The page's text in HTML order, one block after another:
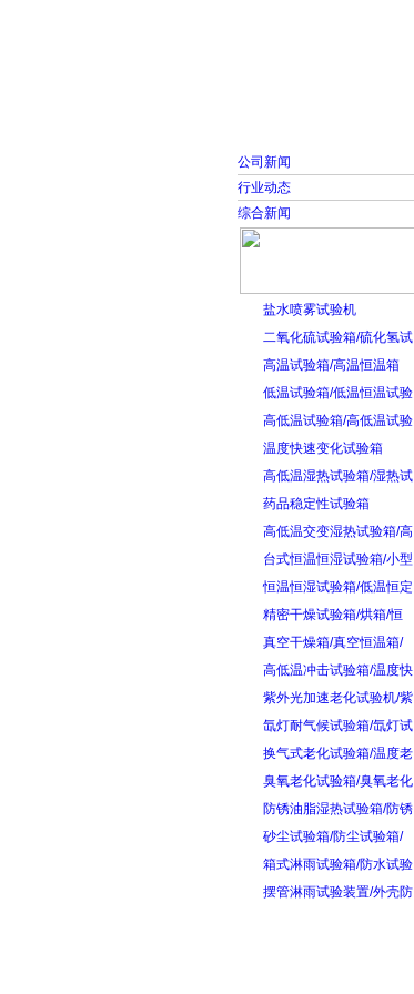
公司新闻
行业动态
综合新闻
盐水喷雾试验机
二氧化硫试验箱/硫化氢试
高温试验箱/高温恒温箱
低温试验箱/低温恒温试验
高低温试验箱/高低温试验
温度快速变化试验箱
高低温湿热试验箱/湿热试
药品稳定性试验箱
高低温交变湿热试验箱/高
台式恒温恒湿试验箱/小型
恒温恒湿试验箱/低温恒定
精密干燥试验箱/烘箱/恒
真空干燥箱/真空恒温箱/
高低温冲击试验箱/温度快
紫外光加速老化试验机/紫
氙灯耐气候试验箱/氙灯试
换气式老化试验箱/温度老
臭氧老化试验箱/臭氧老化
防锈油脂湿热试验箱/防锈
砂尘试验箱/防尘试验箱/
箱式淋雨试验箱/防水试验
摆管淋雨试验装置/外壳防